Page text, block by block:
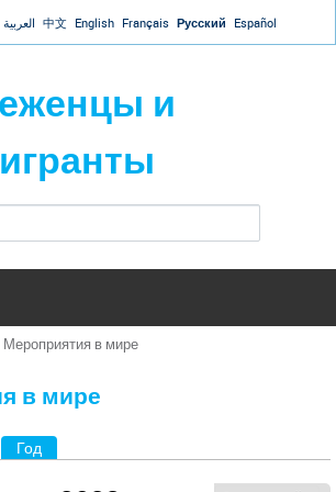
Jump to navigationالعربية 中文 English Français Русский Español
и
Мероприятия в мире
в мире
Год